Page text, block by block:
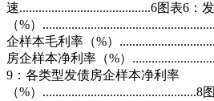
速.........................................6图表6：
（%）
企样本毛利率（%）
房企样本净利率（%）
9：各类型发债房企样本净利率
（%）